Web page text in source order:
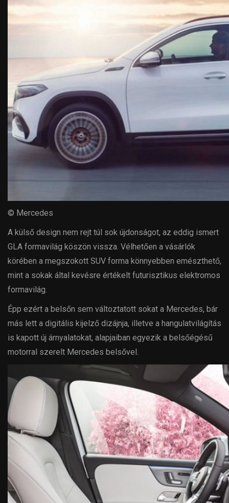
© Mercedes
A külső design nem rejt túl sok újdonságot, az eddig ismert
GLA formavilág köszön vissza. Vélhetően a vásárlók
körében a megszokott SUV forma könnyebben emészthető,
mint a sokak által kevésre értékelt futurisztikus elektromos
formavilág.
Épp ezért a belsőn sem változtatott sokat a Mercedes, bár
más lett a digitális kijelző dizájnja, illetve a hangulatvilágítás
is kapott új árnyalatokat, alapjaiban egyezik a belsőégésű
motorral szerelt Mercedes belsővel.